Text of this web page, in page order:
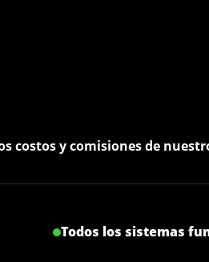
costos y comisiones de
Todos los sistemas